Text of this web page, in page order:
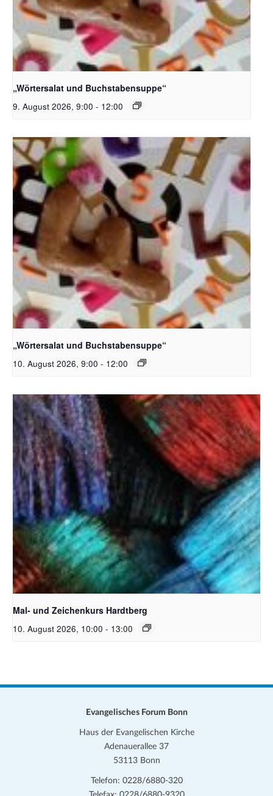
Bildquelle_ Pixabay Free_Christoph Meinersmann
„Wörtersalat und Buchstabensuppe“
9. August 2026, 9:00 - 12:00
Bildquelle_ Pixabay Free_Christoph Meinersmann
„Wörtersalat und Buchstabensuppe“
10. August 2026, 9:00 - 12:00
Unsplash_RhondaK Native Florida Folk Artist
Mal- und Zeichenkurs Hardtberg
10. August 2026, 10:00 - 13:00
Evangelisches Forum Bonn
Haus der Evangelischen Kirche
Adenauerallee 37
53113 Bonn
Telefon: 0228/6880-320